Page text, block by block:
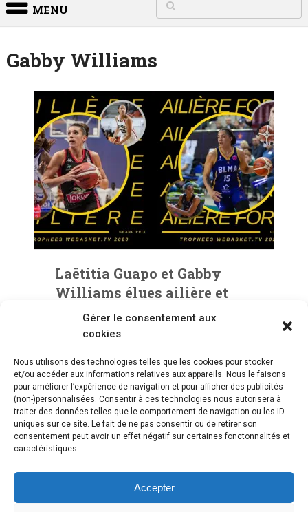
Gérer le consentement aux
cookies
Nous utilisons des technologies telles que les cookies pour stocker
et/ou accéder aux informations relatives aux appareils. Nous le faisons
pour améliorer l’expérience de navigation et pour afficher des publicités
(non-)personnalisées. Consentir à ces technologies nous autorisera à
traiter des données telles que le comportement de navigation ou les ID
uniques sur ce site. Le fait de ne pas consentir ou de retirer son
consentement peut avoir un effet négatif sur certaines fonctonnalités et
caractéristiques.
Accepter
MENU
Gabby Williams
Laëtitia Guapo et Gabby
Williams élues ailière et
ailière forte de l’année |
Trophées WeBasket.TV
PREV 1 2